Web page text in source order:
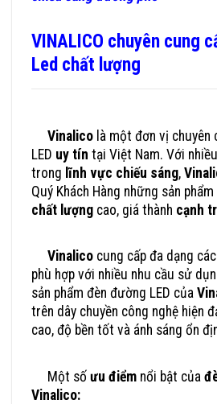
VINALICO chuyên cung
Led chất lượng
Vinalico là một đơn vị
LED uy tín tại Việt Nam. Với
trong lĩnh vực chiếu sáng,
Quý Khách Hàng những sản
chất lượng cao, giá thành cạnh
Vinalico cung cấp đa dạng
phù hợp với nhiều nhu cầu sử
sản phẩm đèn đường LED của
trên dây chuyền công nghệ hiện
cao, độ bền tốt và ánh sáng ổn
Một số ưu điểm nổi bật của
Vinalico: